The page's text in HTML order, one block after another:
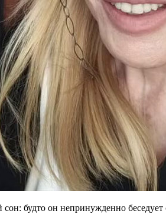
будто он непринужденно